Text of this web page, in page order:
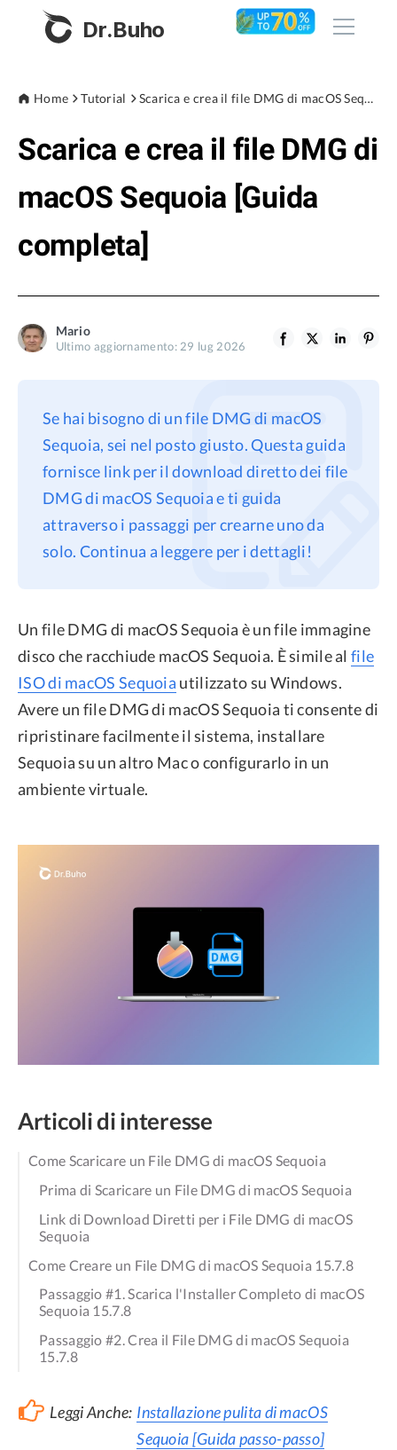
Dr.Buho
Prodotti
BuhoCleaner
BuhoRepair
BuhoLaunchpad
Negozio
Blog
Privacy
Termini
Refund Policy
Home Tutorial Scarica e crea il file DMG di macOS Sequoia [Guida completa]
Scarica e crea il file DMG di
macOS Sequoia [Guida
completa]
Mario
Ultimo aggiornamento: 29 lug 2026
Se hai bisogno di un file DMG di macOS
Sequoia, sei nel posto giusto. Questa guida
fornisce link per il download diretto dei file
DMG di macOS Sequoia e ti guida
attraverso i passaggi per crearne uno da
solo. Continua a leggere per i dettagli!
Un file DMG di macOS Sequoia è un file immagine
disco che racchiude macOS Sequoia. È simile alfile
ISO di macOS Sequoia utilizzato su Windows.
Avere un file DMG di macOS Sequoia ti consente di
ripristinare facilmente il sistema, installare
Sequoia su un altro Mac o configurarlo in un
ambiente virtuale.
Articoli di interesse
Come Scaricare un File DMG di macOS Sequoia
Prima di Scaricare un File DMG di macOS Sequoia
Link di Download Diretti per i File DMG di macOS
Sequoia
Come Creare un File DMG di macOS Sequoia 15.7.8
Passaggio #1. Scarica l'Installer Completo di macOS
Sequoia 15.7.8
Passaggio #2. Crea il File DMG di macOS Sequoia
15.7.8
Leggi Anche: Installazione pulita di macOS
Sequoia [Guida passo-passo]